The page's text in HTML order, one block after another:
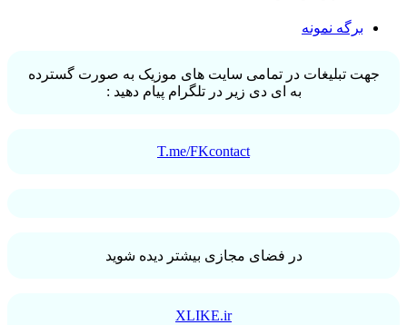
برگه نمونه
جهت تبلیغات در تمامی سایت های موزیک به صورت گسترده
به ای دی زیر در تلگرام پیام دهید :
T.me/FKcontact
در فضای مجازی بیشتر دیده شوید
XLIKE.ir